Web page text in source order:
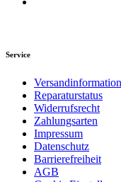
Service
Versandinformation
Reparaturstatus
Widerrufsrecht
Zahlungsarten
Impressum
Datenschutz
Barrierefreiheit
AGB